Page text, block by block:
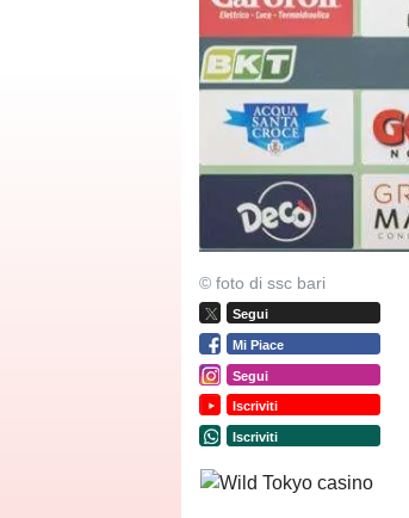
© foto di ssc bari
Segui
Mi Piace
Segui
Iscriviti
Iscriviti